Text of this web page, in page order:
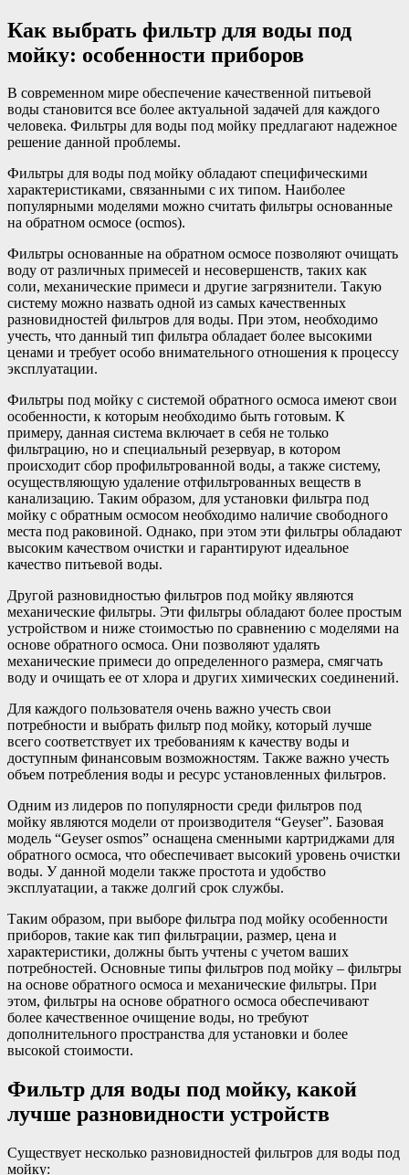
Как выбрать фильтр для воды под
мойку: особенности приборов
В современном мире обеспечение качественной питьевой
воды становится все более актуальной задачей для каждого
человека. Фильтры для воды под мойку предлагают надежное
решение данной проблемы.
Фильтры для воды под мойку обладают специфическими
характеристиками, связанными с их типом. Наиболее
популярными моделями можно считать фильтры основанные
на обратном осмосе (осmos).
Фильтры основанные на обратном осмосе позволяют очищать
воду от различных примесей и несовершенств, таких как
соли, механические примеси и другие загрязнители. Такую
систему можно назвать одной из самых качественных
разновидностей фильтров для воды. При этом, необходимо
учесть, что данный тип фильтра обладает более высокими
ценами и требует особо внимательного отношения к процессу
эксплуатации.
Фильтры под мойку с системой обратного осмоса имеют свои
особенности, к которым необходимо быть готовым. К
примеру, данная система включает в себя не только
фильтрацию, но и специальный резервуар, в котором
происходит сбор профильтрованной воды, а также систему,
осуществляющую удаление отфильтрованных веществ в
канализацию. Таким образом, для установки фильтра под
мойку с обратным осмосом необходимо наличие свободного
места под раковиной. Однако, при этом эти фильтры обладают
высоким качеством очистки и гарантируют идеальное
качество питьевой воды.
Другой разновидностью фильтров под мойку являются
механические фильтры. Эти фильтры обладают более простым
устройством и ниже стоимостью по сравнению с моделями на
основе обратного осмоса. Они позволяют удалять
механические примеси до определенного размера, смягчать
воду и очищать ее от хлора и других химических соединений.
Для каждого пользователя очень важно учесть свои
потребности и выбрать фильтр под мойку, который лучше
всего соответствует их требованиям к качеству воды и
доступным финансовым возможностям. Также важно учесть
объем потребления воды и ресурс установленных фильтров.
Одним из лидеров по популярности среди фильтров под
мойку являются модели от производителя “Geyser”. Базовая
модель “Geyser osmos” оснащена сменными картриджами для
обратного осмоса, что обеспечивает высокий уровень очистки
воды. У данной модели также простота и удобство
эксплуатации, а также долгий срок службы.
Таким образом, при выборе фильтра под мойку особенности
приборов, такие как тип фильтрации, размер, цена и
характеристики, должны быть учтены с учетом ваших
потребностей. Основные типы фильтров под мойку – фильтры
на основе обратного осмоса и механические фильтры. При
этом, фильтры на основе обратного осмоса обеспечивают
более качественное очищение воды, но требуют
дополнительного пространства для установки и более
высокой стоимости.
Фильтр для воды под мойку, какой
лучше разновидности устройств
Существует несколько разновидностей фильтров для воды под
мойку: